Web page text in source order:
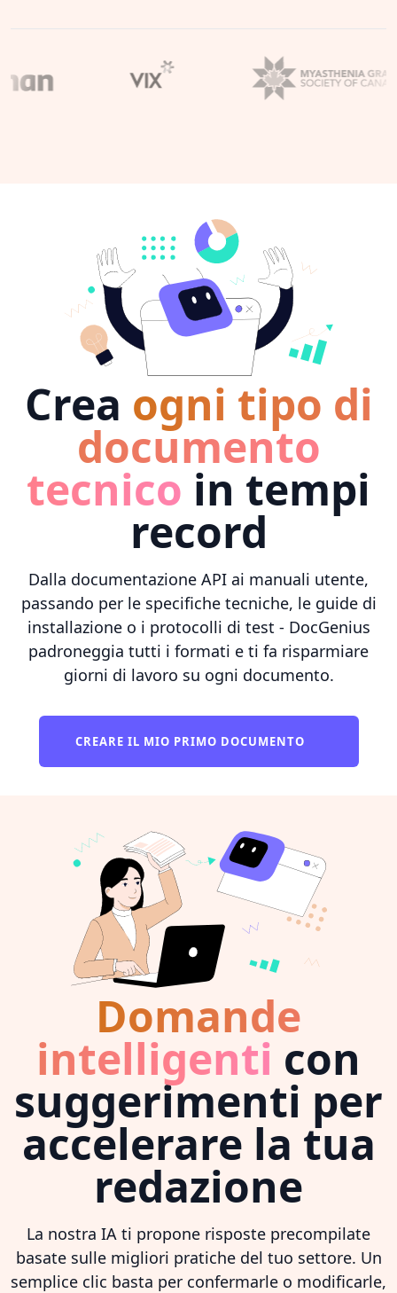
Crea ogni tipo di
documento
tecnico in tempi
record
Dalla documentazione API ai manuali utente,
passando per le specifiche tecniche, le guide di
installazione o i protocolli di test - DocGenius
padroneggia tutti i formati e ti fa risparmiare
giorni di lavoro su ogni documento.
CREARE IL MIO PRIMO DOCUMENTO
Domande
intelligenti con
suggerimenti per
accelerare la tua
redazione
La nostra IA ti propone risposte precompilate
basate sulle migliori pratiche del tuo settore. Un
semplice clic basta per confermarle o modificarle,